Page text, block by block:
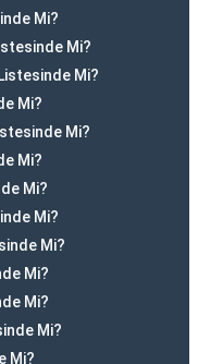
Mi?
Mi?
Mi?
Mi?
Mi?
Mi?
Mi?
Mi?
Mi?
Mi?
Mi?
Mi?
Mi?